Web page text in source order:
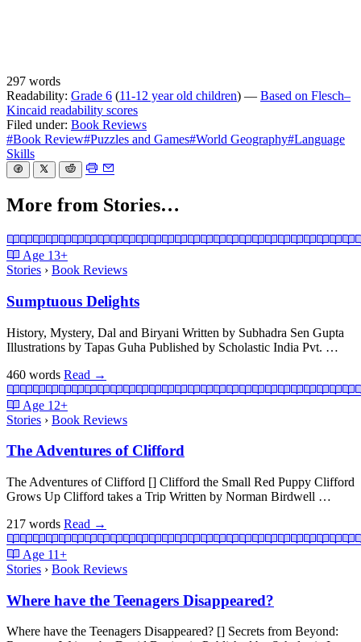
297 words
Readability: Grade 6 (11-12 year old children) — Based on Flesch–
Kincaid readability scores
Filed under: Book Reviews
#Book Review#Puzzles and Games#World Geography#Language
Skills
More from Stories…
Age 13+
Stories › Book Reviews
Sumptuous Delights
History, Mystery, Dal and Biryani Written by Subhadra Sen Gupta
Illustrations by Tapas Guha Published by Scholastic India Pvt. …
460 words Read →
Age 12+
Stories › Book Reviews
The Adventures of Clifford
The Adventures of Clifford [] Clifford the Small Red Puppy Clifford
Grows Up Clifford takes a Trip Written by Norman Birdwell …
217 words Read →
Age 11+
Stories › Book Reviews
Where have the Teenagers Disappeared?
Where have the Teenagers Disappeared? [] Secrets from Beyond: